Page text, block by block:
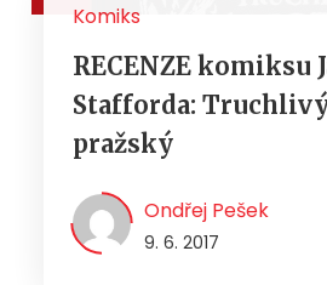
Komiks
RECENZE komiksu
Stafforda:
pražský
Ondřej Pešek
9. 6. 2017